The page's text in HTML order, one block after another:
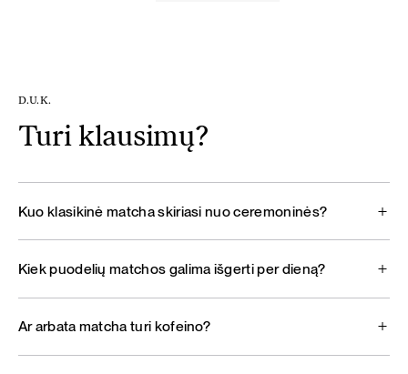
D.U.K.
Turi klausimų?
Kuo klasikinė matcha skiriasi nuo ceremoninės?
Kiek puodelių matchos galima išgerti per dieną?
Ar arbata matcha turi kofeino?